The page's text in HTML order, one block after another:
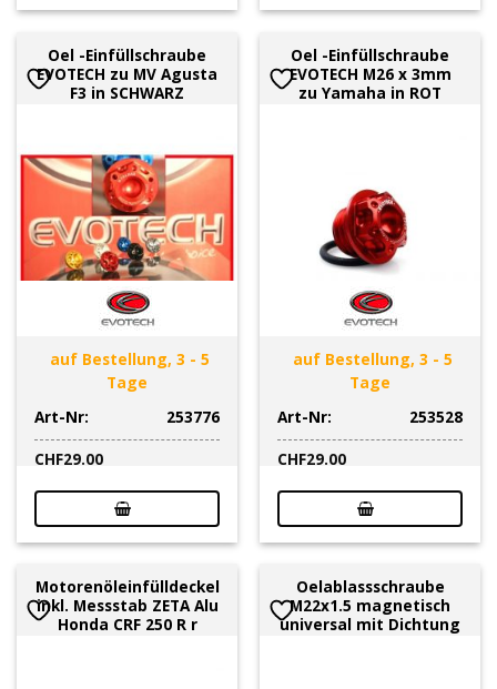
Oel -Einfüllschraube
EVOTECH zu MV Agusta
F3 in SCHWARZ
auf Bestellung, 3 - 5
Tage
Art-Nr:
253776
CHF29.00
Oel -Einfüllschraube
EVOTECH M26 x 3mm
zu Yamaha in ROT
auf Bestellung, 3 - 5
Tage
Art-Nr:
253528
CHF29.00
Motorenöleinfülldeckel
inkl. Messstab ZETA Alu
Honda CRF 250 R r
Oelablassschraube
M22x1.5 magnetisch
universal mit Dichtung